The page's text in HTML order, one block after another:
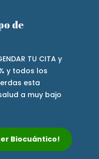
de
TU CITA y
y todos los
esta
a muy bajo
Biocuántico!